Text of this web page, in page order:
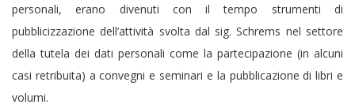
personali, erano divenuti con il tempo strumenti di
pubblicizzazione dell’attività svolta dal sig. Schrems nel settore
della tutela dei dati personali come la partecipazione (in alcuni
casi retribuita) a convegni e seminari e la pubblicazione di libri e
volumi.